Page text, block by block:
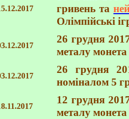
гривень та
Олімпійські
26 грудня
металу
26 грудня
номіналом 5
12 грудня
металу